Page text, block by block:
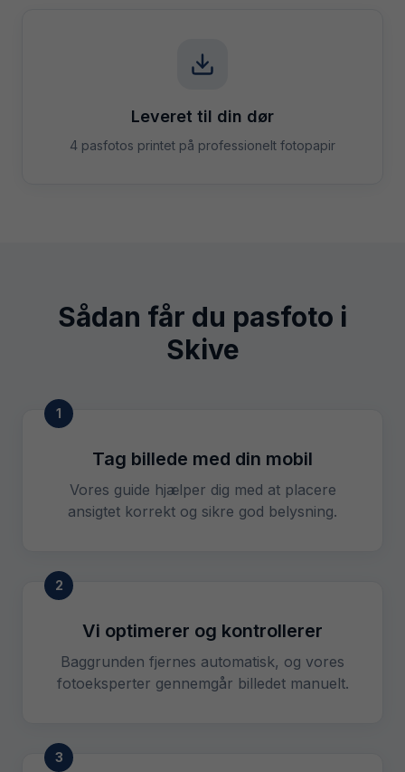
Leveret til din dør
4 pasfotos printet på professionelt fotopapir
Sådan får du pasfoto i
Skive
1
Tag billede med din mobil
Vores guide hjælper dig med at placere
ansigtet korrekt og sikre god belysning.
2
Vi optimerer og kontrollerer
Baggrunden fjernes automatisk, og vores
fotoeksperter gennemgår billedet manuelt.
3